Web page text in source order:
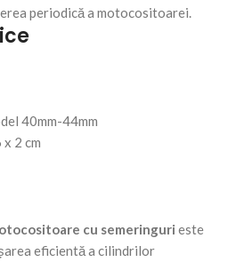
periodică a motocositoarei.
40mm-44mm
2 cm
cu semeringuri este
eficientă a cilindrilor